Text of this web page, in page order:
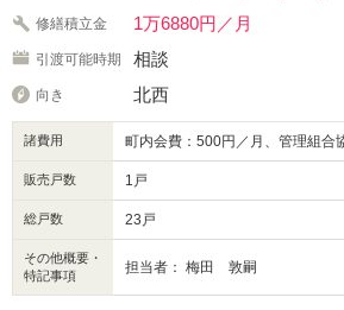
修繕積立金 1万6880円／月
引渡可能時期 相談
向き 北西
諸費用 町内会費：500円／月、管理組合
販売戸数 1戸
総戸数 23戸
その他概要・
特記事項
担当者： 梅田 敦嗣